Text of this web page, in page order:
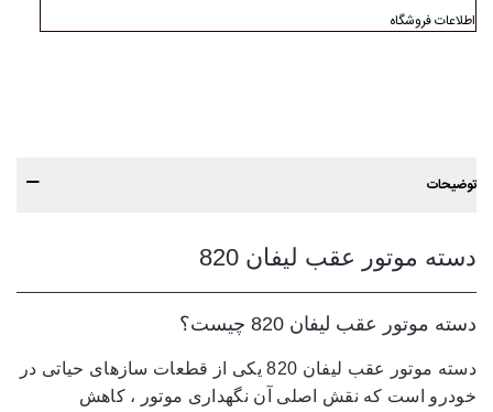
اطلاعات فروشگاه
توضیحات
دسته موتور عقب لیفان 820
دسته موتور عقب لیفان 820 چیست؟
دسته موتور عقب لیفان 820 یکی از قطعات سازهای حیاتی در
خودرو است که نقش اصلی آن نگهداری موتور ،کاهش